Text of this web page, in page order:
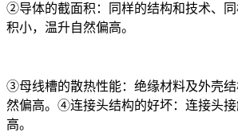
②导体的截面积：同样的结构和技术、
积小，温升自然偏高。
③母线槽的散热性能：绝缘材料及外壳
然偏高。④连接头结构的好坏：连接头
高。